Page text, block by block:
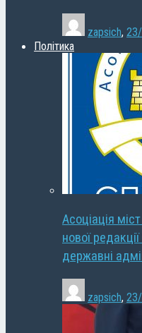
zapsich,
Політика
Асоціація
нової
державні
zapsich,